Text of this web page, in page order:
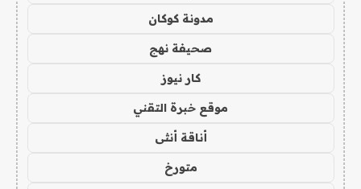
مدونة كوكان
صحيفة نهج
كار نيوز
موقع خبرة التقني
أناقة أنثى
متورخ